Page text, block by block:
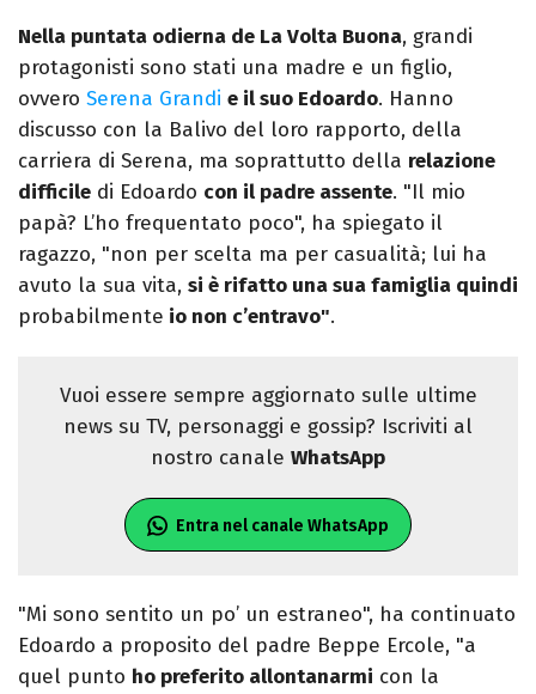
Nella puntata odierna de La Volta Buona, grandi
protagonisti sono stati una madre e un figlio,
ovvero Serena Grandi e il suo Edoardo. Hanno
discusso con la Balivo del loro rapporto, della
carriera di Serena, ma soprattutto della relazione
difficile di Edoardo con il padre assente. "Il mio
papà? L’ho frequentato poco", ha spiegato il
ragazzo, "non per scelta ma per casualità; lui ha
avuto la sua vita, si è rifatto una sua famiglia quindi
probabilmente io non c’entravo".
Vuoi essere sempre aggiornato sulle ultime
news su TV, personaggi e gossip? Iscriviti al
nostro canale WhatsApp
Entra nel canale WhatsApp
"Mi sono sentito un po’ un estraneo", ha continuato
Edoardo a proposito del padre Beppe Ercole, "a
quel punto ho preferito allontanarmi con la